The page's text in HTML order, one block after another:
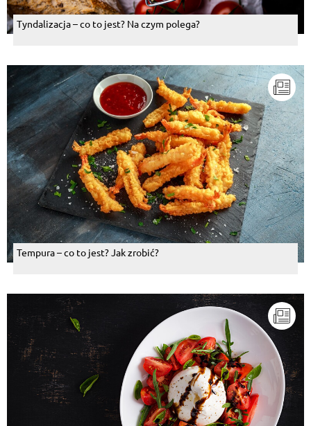
Tyndalizacja – co to jest? Na czym polega?
Tempura – co to jest? Jak zrobić?